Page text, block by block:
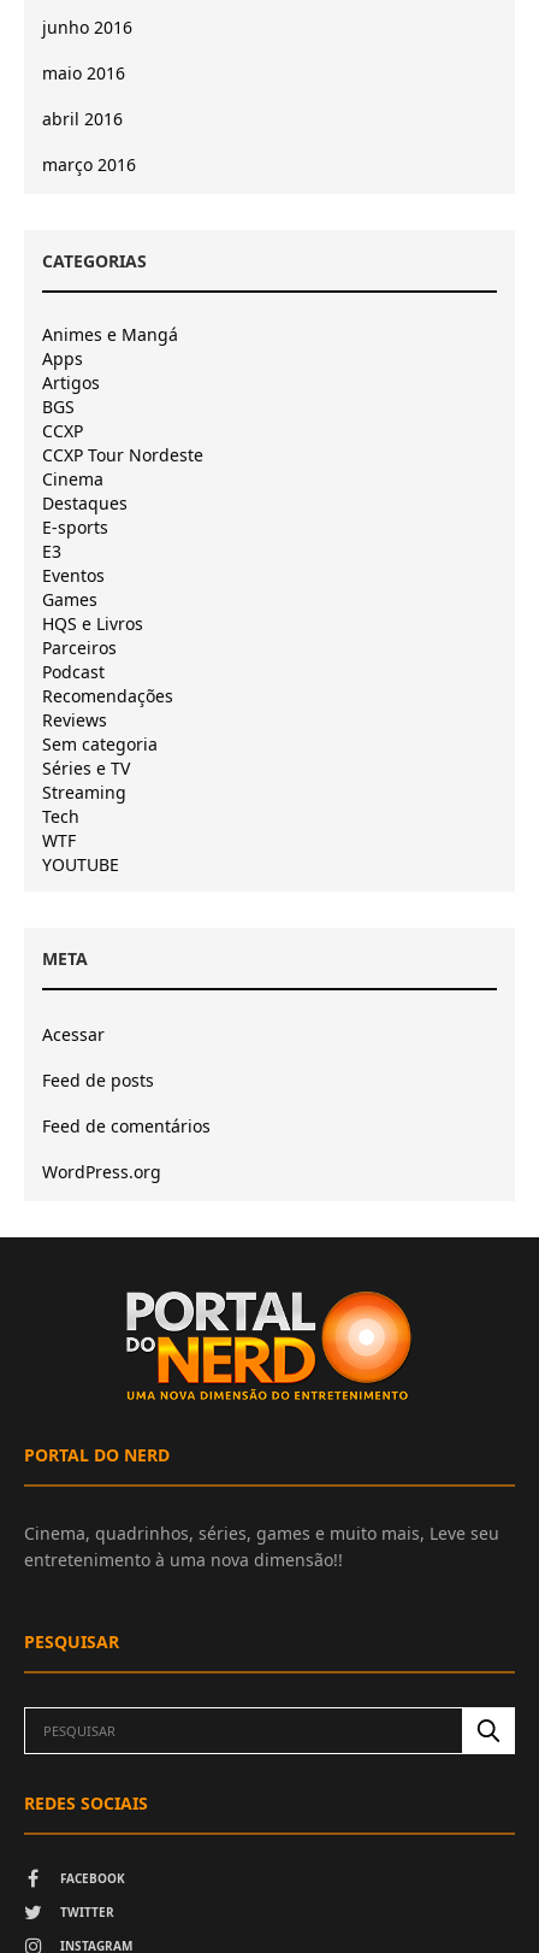
junho 2016
maio 2016
abril 2016
março 2016
CATEGORIAS
Animes e Mangá
Apps
Artigos
BGS
CCXP
CCXP Tour Nordeste
Cinema
Destaques
E-sports
E3
Eventos
Games
HQS e Livros
Parceiros
Podcast
Recomendações
Reviews
Sem categoria
Séries e TV
Streaming
Tech
WTF
YOUTUBE
META
Acessar
Feed de posts
Feed de comentários
WordPress.org
PORTAL DO NERD
Cinema, quadrinhos, séries, games e muito mais, Leve seu
entretenimento à uma nova dimensão!!
PESQUISAR
REDES SOCIAIS
FACEBOOK
TWITTER
INSTAGRAM